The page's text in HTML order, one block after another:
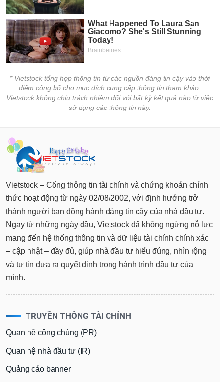
* Vietstock tổng hợp thông tin từ các nguồn đáng tin cậy vào thời
điểm công bố cho mục đích cung cấp thông tin tham khảo.
Vietstock không chịu trách nhiệm đối với bất kỳ kết quả nào từ việc
sử dụng các thông tin này.
Vietstock – Cổng thông tin tài chính và chứng khoán chính
thức hoạt động từ ngày 02/08/2002, với định hướng trở
thành người bạn đồng hành đáng tin cậy của nhà đầu tư.
Ngay từ những ngày đầu, Vietstock đã không ngừng nỗ lực
mang đến hệ thống thông tin và dữ liệu tài chính chính xác
– cập nhật – đầy đủ, giúp nhà đầu tư hiểu đúng, nhìn rộng
và tự tin đưa ra quyết định trong hành trình đầu tư của
mình.
TRUYỀN THÔNG TÀI CHÍNH
Quan hệ công chúng (PR)
Quan hệ nhà đầu tư (IR)
Quảng cáo banner
Công
cụ
tư
tài
chính
Dữ
liệu
tài
chính